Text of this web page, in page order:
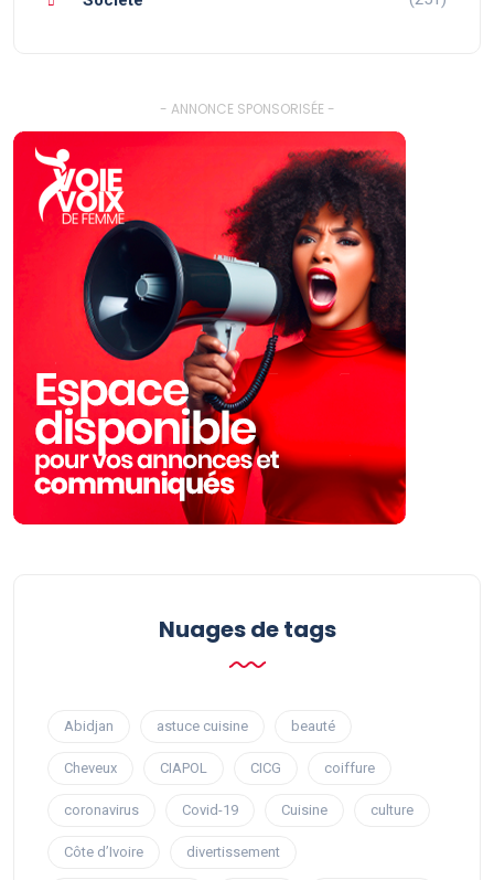
- ANNONCE SPONSORISÉE -
Nuages ​​de tags
Abidjan astuce cuisine beauté
Cheveux CIAPOL CICG coiffure
coronavirus Covid-19 Cuisine culture
Côte d’Ivoire divertissement